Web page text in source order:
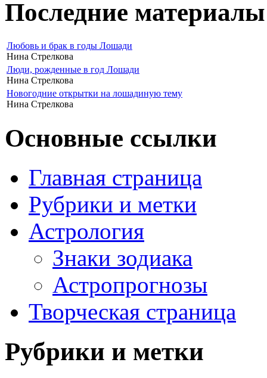
Последние материалы
Любовь и брак в годы Лошади
Нина Стрелкова
Люди, рожденные в год Лошади
Нина Стрелкова
Новогодние открытки на лошадиную тему
Нина Стрелкова
Основные ссылки
Главная страница
Рубрики и метки
Астрология
Знаки зодиака
Астропрогнозы
Творческая страница
Рубрики и метки